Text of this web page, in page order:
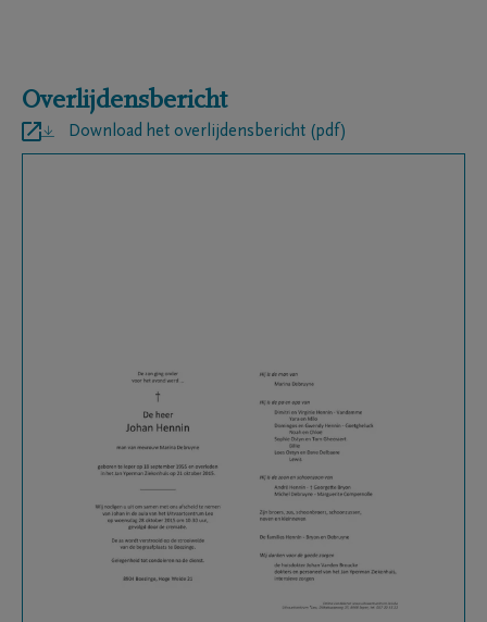
Overlijdensbericht
Download het overlijdensbericht (pdf)